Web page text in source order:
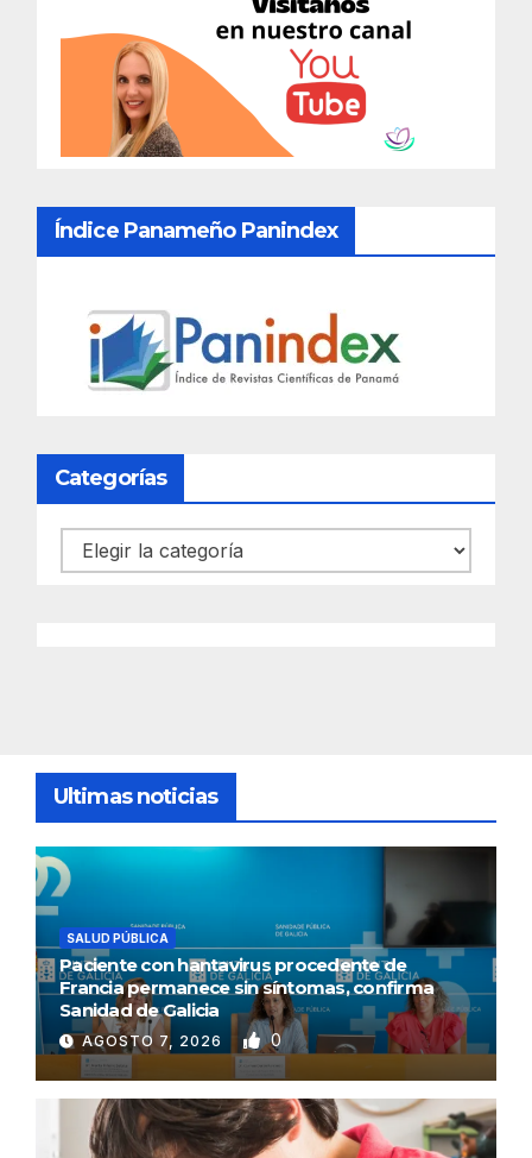
Índice Panameño Panindex
Categorías
Categorías
Ultimas noticias
SALUD PÚBLICA
Paciente con hantavirus procedente de
Francia permanece sin síntomas, confirma
Sanidad de Galicia
AGOSTO 7, 2026 0